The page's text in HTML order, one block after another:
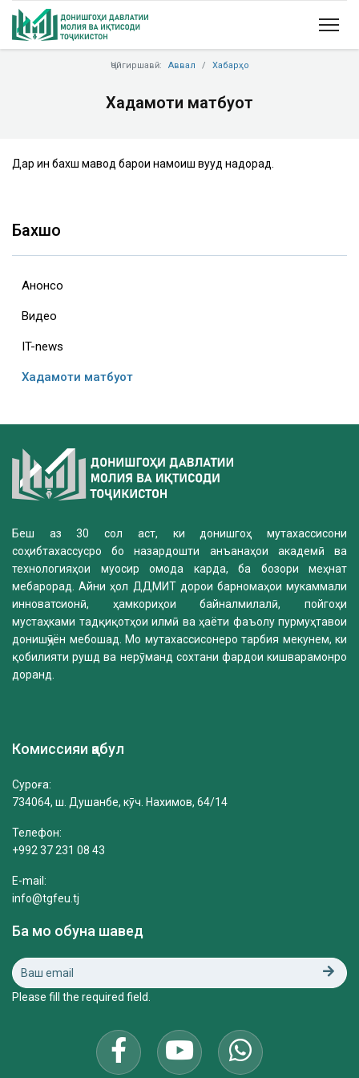
Ҷойгиршавӣ: Аввал Хабарҳо
Хадамоти матбуот
Дар ин бахш мавод барои намоиш вуҷуд надорад.
Бахшҳо
Анонсҳо
Видео
IT-news
Хадамоти матбуот
Беш аз 30 сол аст, ки донишгоҳ мутахассисони
соҳибтахассусро бо назардошти анъанаҳои академӣ ва
технологияҳои муосир омода карда, ба бозори меҳнат
мебарорад. Айни ҳол ДДМИТ дорои барномаҳои мукаммали
инноватсионӣ, ҳамкориҳои байналмилалӣ, пойгоҳи
мустаҳками тадқиқотҳои илмӣ ва ҳаёти фаъолу пурмуҳтавои
донишҷӯён мебошад. Мо мутахассисонеро тарбия мекунем, ки
қобилияти рушд ва нерӯманд сохтани фардои кишварамонро
доранд.
Комиссияи қабул
Суроға:
734064, ш. Душанбе, кӯч. Нахимов, 64/14
Телефон:
+992 37 231 08 43
E-mail:
info@tgfeu.tj
Ба мо обуна шавед
Please fill the required field.